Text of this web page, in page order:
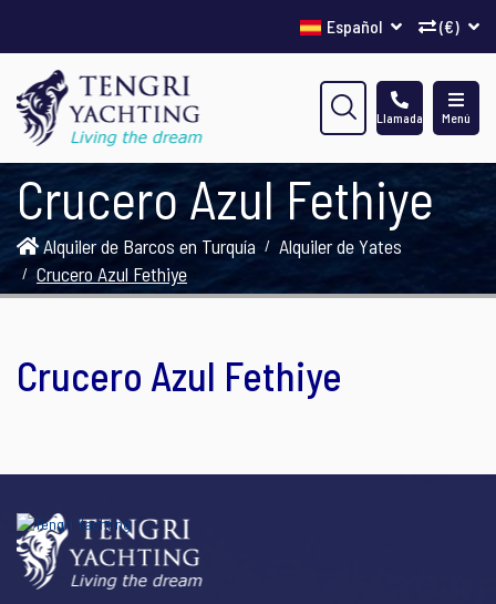
(€)
Español
Menú
Llamada
Crucero Azul Fethiye
Alquiler de Barcos en Turquía
Alquiler de Yates
Crucero Azul Fethiye
Crucero Azul Fethiye